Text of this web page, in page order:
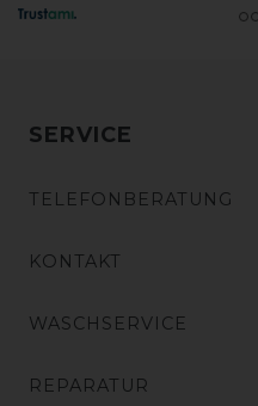
SERVICE
TELEFONBERATUNG
KONTAKT
WASCHSERVICE
REPARATUR